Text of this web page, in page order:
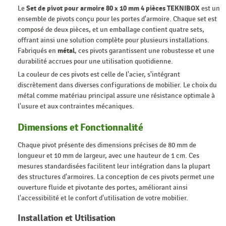
LeSet de pivot pour armoire 80 x 10 mm 4 pièces TEKNIBOXest un
ensemble de pivots conçu pour les portes d'armoire. Chaque set est
composé de deux pièces, et un emballage contient quatre sets,
offrant ainsi une solution complète pour plusieurs installations.
Fabriqués en métal, ces pivots garantissent une robustesse et une
durabilité accrues pour une utilisation quotidienne.
La couleur de ces pivots est celle de l'acier, s'intégrant
discrètement dans diverses configurations de mobilier. Le choix du
métal comme matériau principal assure une résistance optimale à
l'usure et aux contraintes mécaniques.
Dimensions et Fonctionnalité
Chaque pivot présente des dimensions précises de 80 mm de
longueur et 10 mm de largeur, avec une hauteur de 1 cm. Ces
mesures standardisées facilitent leur intégration dans la plupart
des structures d'armoires. La conception de ces pivots permet une
ouverture fluide et pivotante des portes, améliorant ainsi
l'accessibilité et le confort d'utilisation de votre mobilier.
Installation et Utilisation